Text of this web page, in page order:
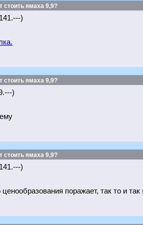
стоить ямаха 9,9?
)
стоить ямаха 9,9?
)
стоить ямаха 9,9?
)
поражает, так то и так